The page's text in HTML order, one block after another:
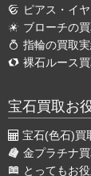
ピアス・イ
ブローチの
指輪の買取
裸石ルース
宝石買取お
宝石(色石)買
金プラチナ
とってもお